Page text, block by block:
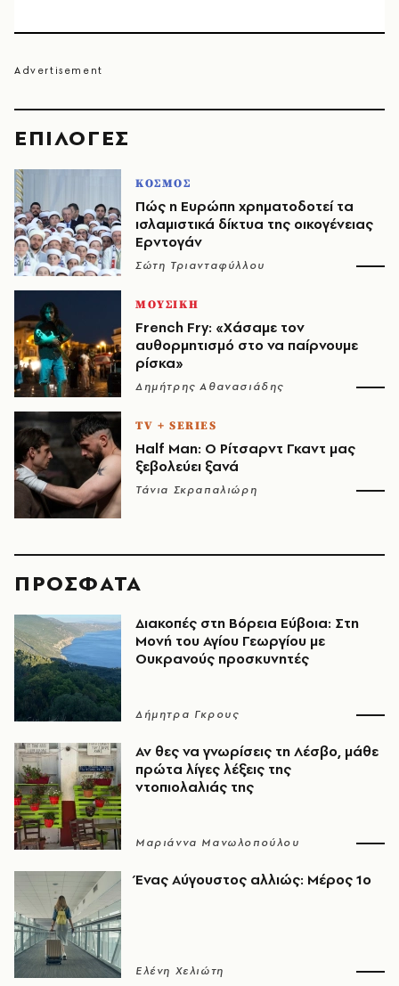
EΠΙΛΟΓΈΣ
ΚΟΣΜΟΣ
Πώς η Ευρώπη χρηματοδοτεί τα
ισλαμιστικά δίκτυα της οικογένειας
Ερντογάν
Σώτη Τριανταφύλλου
ΜΟΥΣΙΚΗ
French Fry: «Χάσαμε τον
αυθορμητισμό στο να παίρνουμε
ρίσκα»
Δημήτρης Αθανασιάδης
TV + SERIES
Half Man: Ο Ρίτσαρντ Γκαντ μας
ξεβολεύει ξανά
Τάνια Σκραπαλιώρη
ΠΡΟΣΦΑΤΑ
Διακοπές στη Βόρεια Εύβοια: Στη
Μονή του Αγίου Γεωργίου με
Ουκρανούς προσκυνητές
Δήμητρα Γκρους
Αν θες να γνωρίσεις τη Λέσβο, μάθε
πρώτα λίγες λέξεις της
ντοπιολαλιάς της
Μαριάννα Μανωλοπούλου
Ένας Αύγουστος αλλιώς: Μέρος 1ο
Ελένη Χελιώτη